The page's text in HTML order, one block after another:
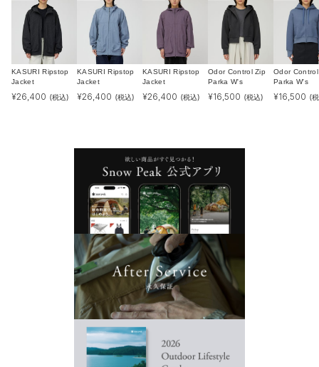
KASURI Ripstop
Jacket
¥26,400 (税込)
KASURI Ripstop
Jacket
¥26,400 (税込)
KASURI Ripstop
Jacket
¥26,400 (税込)
Odor Control Zip
Parka W's
¥16,500 (税込)
Odor
Parka W's
¥16,500 (